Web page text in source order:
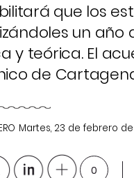
que los
un
y teórica. El
de
Martes, 23 de febrero de
0